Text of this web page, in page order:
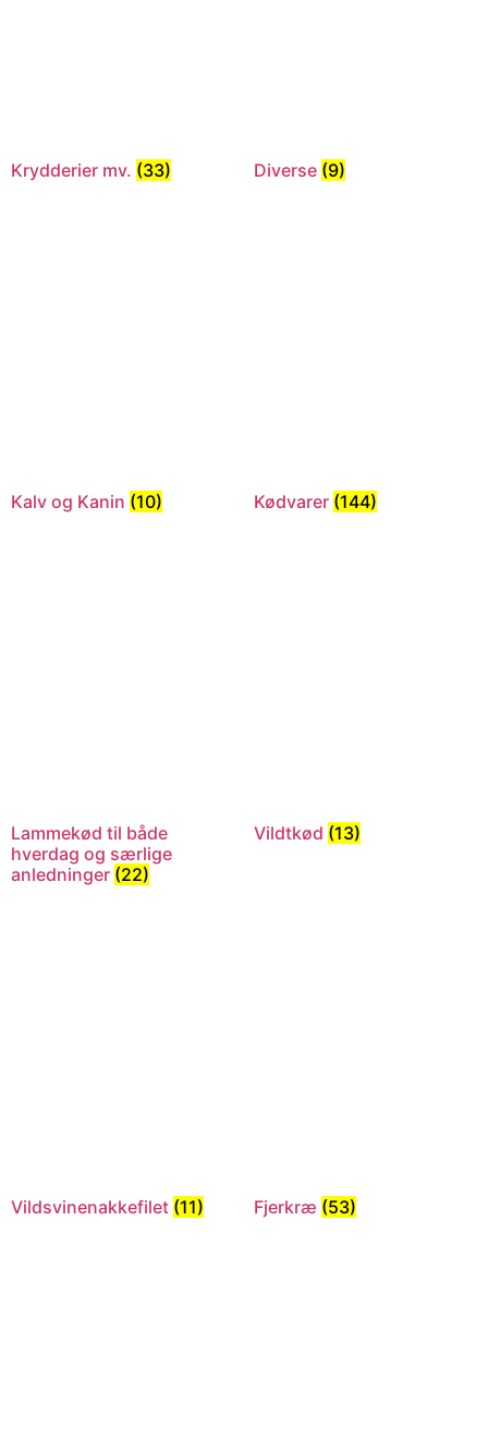
Krydderier mv. (33) Diverse (9)
Kalv og Kanin (10) Kødvarer (144)
Lammekød til både
hverdag og særlige
anledninger (22)
Vildtkød (13)
Vildsvinenakkefilet (11) Fjerkræ (53)